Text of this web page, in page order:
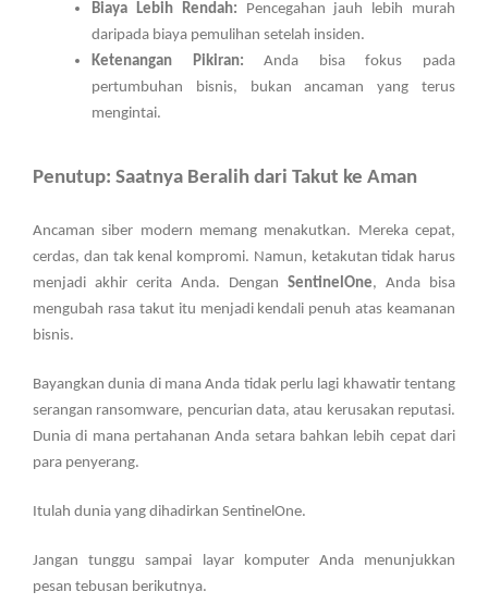
Biaya Lebih Rendah: Pencegahan jauh lebih murah
daripada biaya pemulihan setelah insiden.
Ketenangan Pikiran: Anda bisa fokus pada
pertumbuhan bisnis, bukan ancaman yang terus
mengintai.
Penutup: Saatnya Beralih dari Takut ke Aman
Ancaman siber modern memang menakutkan. Mereka cepat,
cerdas, dan tak kenal kompromi. Namun, ketakutan tidak harus
menjadi akhir cerita Anda. Dengan SentinelOne, Anda bisa
mengubah rasa takut itu menjadi kendali penuh atas keamanan
bisnis.
Bayangkan dunia di mana Anda tidak perlu lagi khawatir tentang
serangan ransomware, pencurian data, atau kerusakan reputasi.
Dunia di mana pertahanan Anda setara bahkan lebih cepat dari
para penyerang.
Itulah dunia yang dihadirkan SentinelOne.
Jangan tunggu sampai layar komputer Anda menunjukkan
pesan tebusan berikutnya.